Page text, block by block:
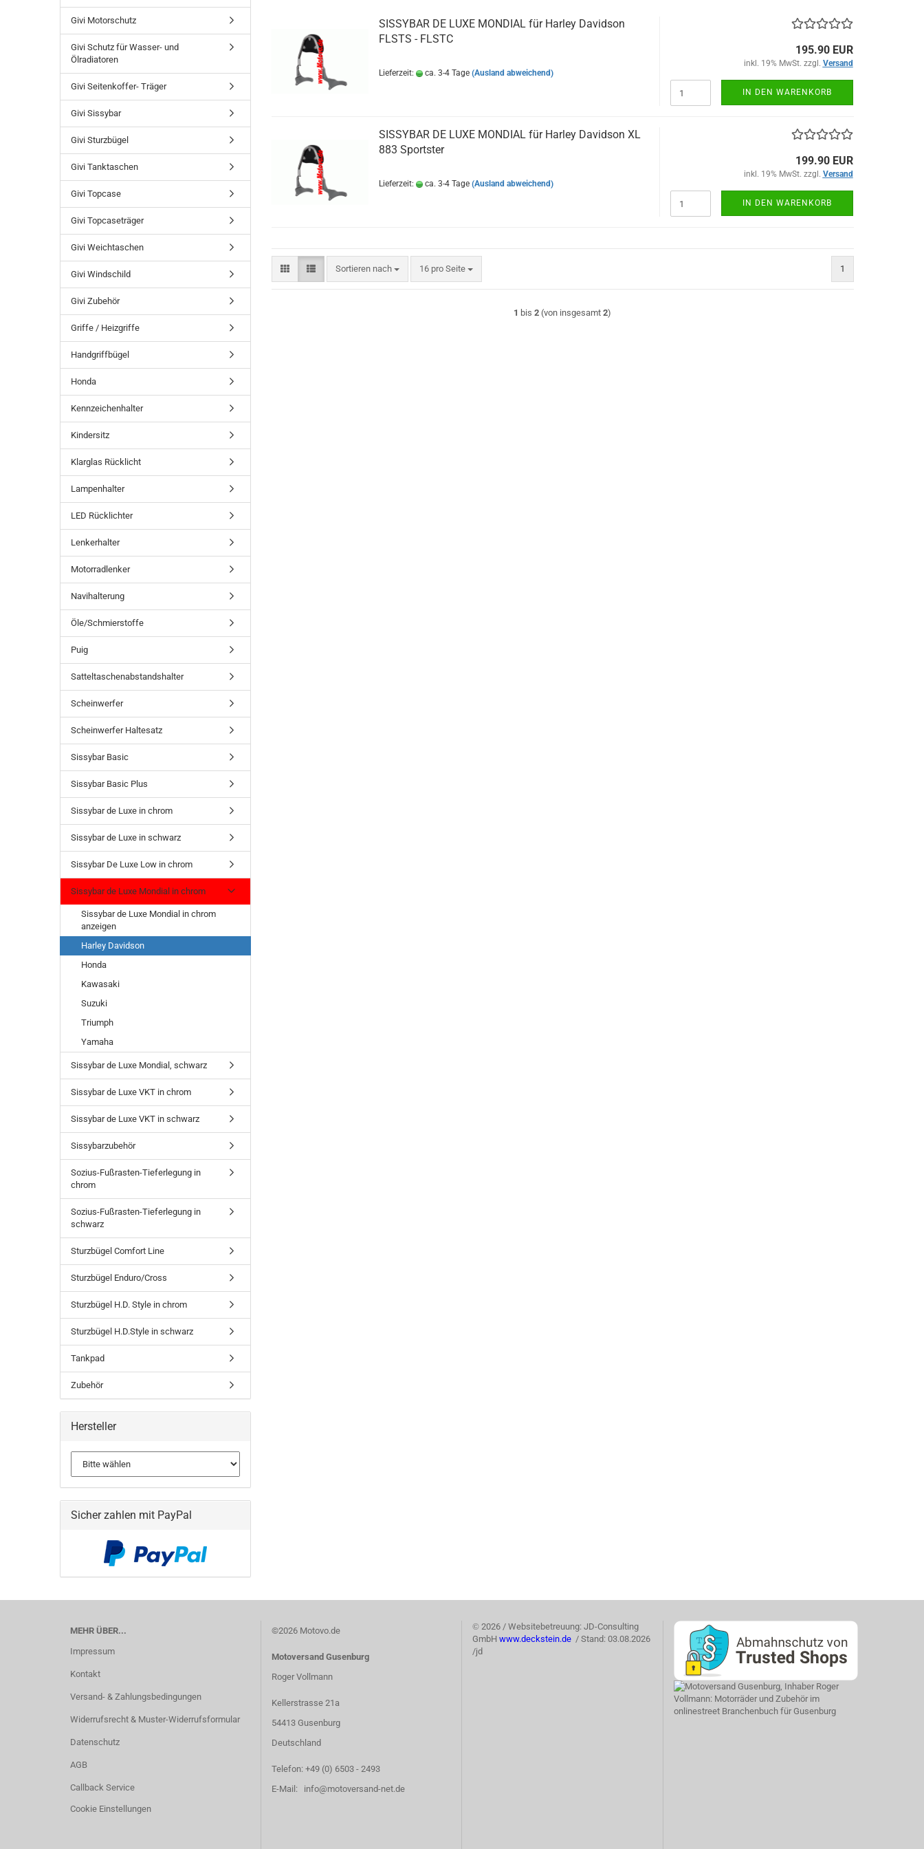
SISSYBAR DE LUXE MONDIAL für Harley Davidson
FLSTS - FLSTC
Lieferzeit: ca. 3-4 Tage (Ausland abweichend)
195.90 EUR
inkl. 19% MwSt. zzgl. Versand
IN DEN WARENKORB
SISSYBAR DE LUXE MONDIAL für Harley Davidson XL
883 Sportster
Lieferzeit: ca. 3-4 Tage (Ausland abweichend)
199.90 EUR
inkl. 19% MwSt. zzgl. Versand
IN DEN WARENKORB
Sortieren nach
Sortieren nach 16 pro Seite
pro Seite 1
1 bis2 (von insgesamt2)
Givi Motorschutz
Givi Schutz für Wasser- und
Ölradiatoren
Givi Seitenkoffer- Träger
Givi Sissybar
Givi Sturzbügel
Givi Tanktaschen
Givi Topcase
Givi Topcaseträger
Givi Weichtaschen
Givi Windschild
Givi Zubehör
Griffe / Heizgriffe
Handgriffbügel
Honda
Kennzeichenhalter
Kindersitz
Klarglas Rücklicht
Lampenhalter
LED Rücklichter
Lenkerhalter
Motorradlenker
Navihalterung
Öle/Schmierstoffe
Puig
Satteltaschenabstandshalter
Scheinwerfer
Scheinwerfer Haltesatz
Sissybar Basic
Sissybar Basic Plus
Sissybar de Luxe in chrom
Sissybar de Luxe in schwarz
Sissybar De Luxe Low in chrom
Sissybar de Luxe Mondial in chrom
Sissybar de Luxe Mondial in chrom
anzeigen
Harley Davidson
Honda
Kawasaki
Suzuki
Triumph
Yamaha
Sissybar de Luxe Mondial, schwarz
Sissybar de Luxe VKT in chrom
Sissybar de Luxe VKT in schwarz
Sissybarzubehör
Sozius-Fußrasten-Tieferlegung in
chrom
Sozius-Fußrasten-Tieferlegung in
schwarz
Sturzbügel Comfort Line
Sturzbügel Enduro/Cross
Sturzbügel H.D. Style in chrom
Sturzbügel H.D.Style in schwarz
Tankpad
Zubehör
Hersteller
Sicher zahlen mit PayPal
MEHR ÜBER...
Impressum
Kontakt
Versand- & Zahlungsbedingungen
Widerrufsrecht & Muster-Widerrufsformular
Datenschutz
AGB
Callback Service
Cookie Einstellungen
©2026 Motovo.de
Motoversand Gusenburg
Roger Vollmann
Kellerstrasse 21a
54413 Gusenburg
Deutschland
Telefon: +49 (0) 6503 - 2493
E-Mail: info@motoversand-net.de
© 2026 / Websitebetreuung: JD-Consulting
GmbH www.deckstein.de / Stand: 03.08.2026
/jd